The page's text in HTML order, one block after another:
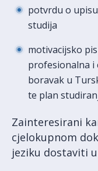
potvrdu o
studija
motivacijsko
profesionalna i
boravak u
te plan
Zainteresirani
cjelokupnom
jeziku dostaviti